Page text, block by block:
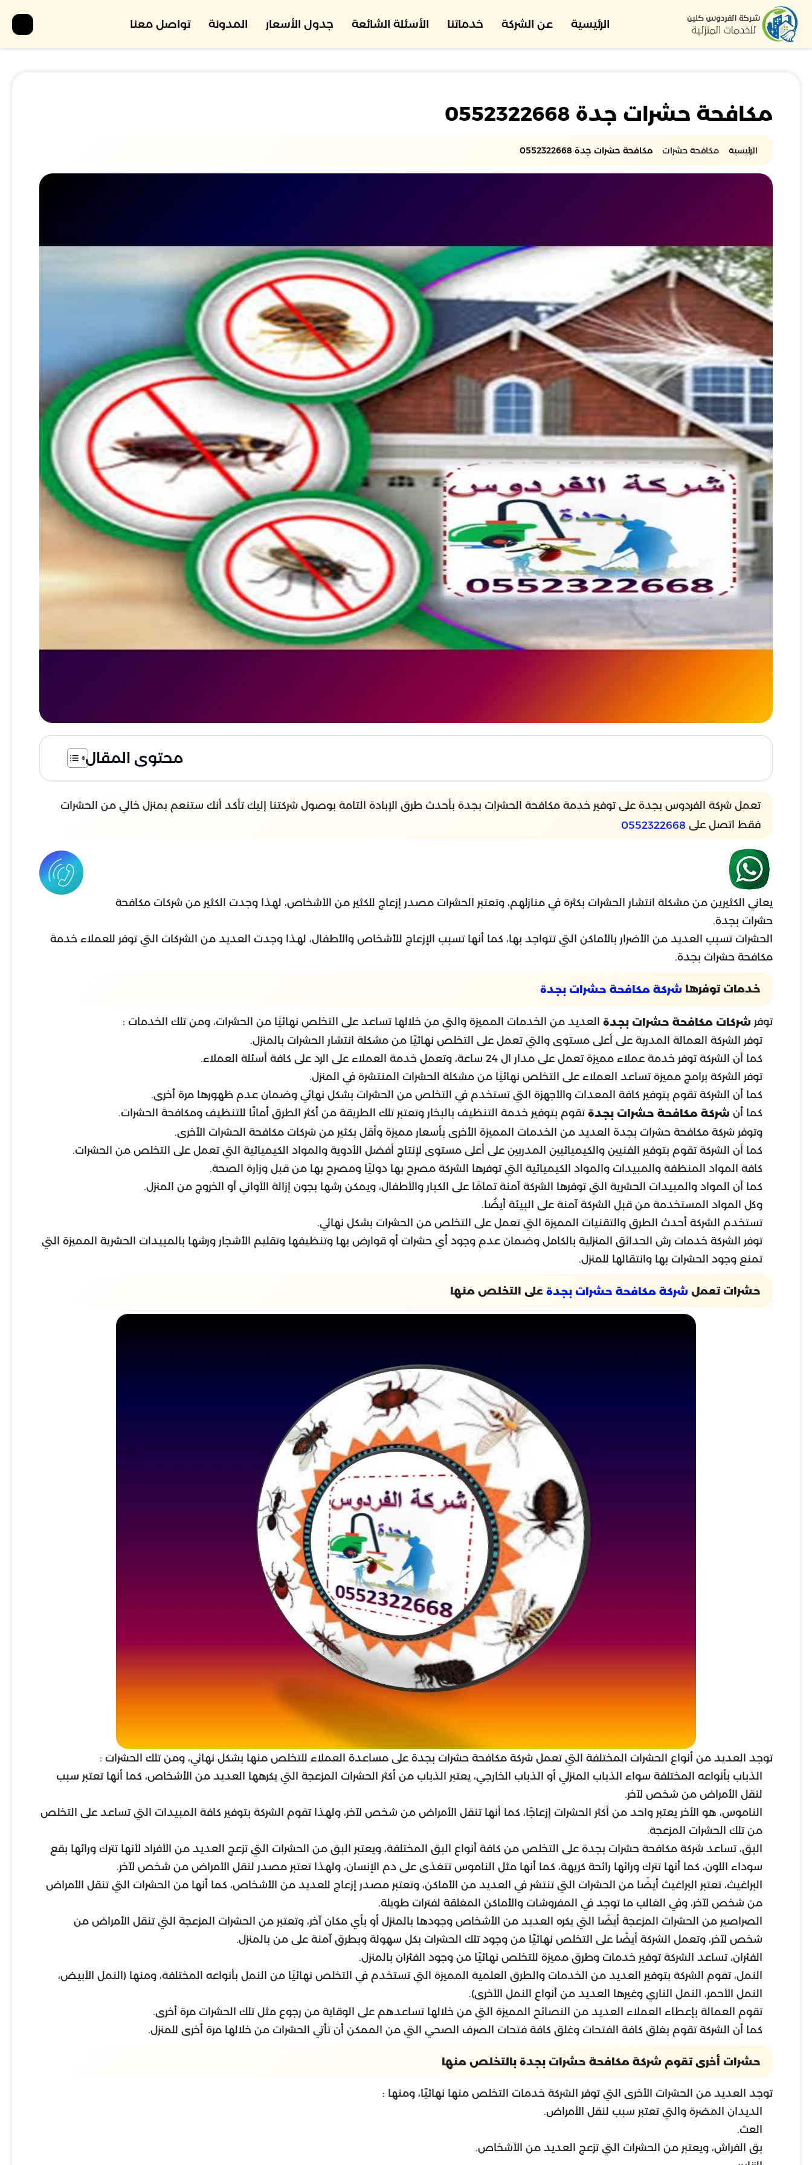
الرئيسية عن الشركة خدماتنا الأسئلة الشائعة جدول الأسعار المدونة تواصل معنا
مكافحة حشرات جدة 0552322668
الرئيسية مكافحة حشرات مكافحة حشرات جدة 0552322668
محتوى المقال
تعمل شركة الفردوس بجدة على توفير خدمة مكافحة الحشرات بجدة بأحدث طرق الإبادة التامة بوصول شركتنا إليك تأكد أنك ستنعم بمنزل خالي من الحشرات
فقط اتصل على 0552322668
يعاني الكثيرين من مشكلة انتشار الحشرات بكثرة في منازلهم، وتعتبر الحشرات مصدر إزعاج للكثير من الأشخاص، لهذا وجدت الكثير من شركات مكافحة
حشرات بجدة.
الحشرات تسبب العديد من الأضرار بالأماكن التي تتواجد بها، كما أنها تسبب الإزعاج للأشخاص والأطفال، لهذا وجدت العديد من الشركات التي توفر للعملاء خدمة
مكافحة حشرات بجدة.
خدمات توفرها شركة مكافحة حشرات بجدة
توفر شركات مكافحة حشرات بجدة العديد من الخدمات المميزة والتي من خلالها تساعد على التخلص نهائيًا من الحشرات، ومن تلك الخدمات :
توفر الشركة العمالة المدربة على أعلى مستوى والتي تعمل على التخلص نهائيًا من مشكلة انتشار الحشرات بالمنزل.
كما أن الشركة توفر خدمة عملاء مميزة تعمل على مدار ال 24 ساعة، وتعمل خدمة العملاء على الرد على كافة أسئلة العملاء.
توفر الشركة برامج مميزة تساعد العملاء على التخلص نهائيًا من مشكلة الحشرات المنتشرة في المنزل.
كما أن الشركة تقوم بتوفير كافة المعدات والأجهزة التي تستخدم في التخلص من الحشرات بشكل نهائي وضمان عدم ظهورها مرة أخرى.
كما أن شركة مكافحة حشرات بجدة تقوم بتوفير خدمة التنظيف بالبخار وتعتبر تلك الطريقة من أكثر الطرق أمانًا للتنظيف ومكافحة الحشرات.
وتوفر شركة مكافحة حشرات بجدة العديد من الخدمات المميزة الأخرى بأسعار مميزة وأقل بكثير من شركات مكافحة الحشرات الأخرى.
كما أن الشركة تقوم بتوفير الفنيين والكيميائيين المدربين على أعلى مستوى لإنتاج أفضل الأدوية والمواد الكيميائية التي تعمل على التخلص من الحشرات.
كافة المواد المنظفة والمبيدات والمواد الكيميائية التي توفرها الشركة مصرح بها دوليًا ومصرح بها من قبل وزارة الصحة.
كما أن المواد والمبيدات الحشرية التي توفرها الشركة آمنة تمامًا على الكبار والأطفال، ويمكن رشها بجون إزالة الأواني أو الخروج من المنزل.
وكل المواد المستخدمة من قبل الشركة آمنة على البيئة أيضُا.
تستخدم الشركة أحدث الطرق والتقنيات المميزة التي تعمل على التخلص من الحشرات بشكل نهائي.
توفر الشركة خدمات رش الحدائق المنزلية بالكامل وضمان عدم وجود أي حشرات أو قوارض بها وتنظيفها وتقليم الأشجار ورشها بالمبيدات الحشرية المميزة التي
تمنع وجود الحشرات بها وانتقالها للمنزل.
حشرات تعمل شركة مكافحة حشرات بجدة على التخلص منها
توجد العديد من أنواع الحشرات المختلفة التي تعمل شركة مكافحة حشرات بجدة على مساعدة العملاء للتخلص منها بشكل نهائي، ومن تلك الحشرات :
الذباب بأنواعه المختلفة سواء الذباب المنزلي أو الذباب الخارجي، يعتبر الذباب من أكثر الحشرات المزعجة التي يكرهها العديد من الأشخاص، كما أنها تعتبر سبب
لنقل الأمراض من شخص لآخر.
الناموس، هو الأخر يعتبر واحد من أكثر الحشرات إزعاجًا، كما أنها تنقل الأمراض من شخص لآخر، ولهذا تقوم الشركة بتوفير كافة المبيدات التي تساعد على التخلص
من تلك الحشرات المزعجة.
البق، تساعد شركة مكافحة حشرات بجدة على التخلص من كافة أنواع البق المختلفة، ويعتبر البق من الحشرات التي تزعج العديد من الأفراد لأنها تترك ورائها بقع
سوداء اللون، كما أنها تترك ورائها رائحة كريهة، كما أنها مثل الناموس تتغذى على دم الإنسان، ولهذا تعتبر مصدر لنقل الأمراض من شخص لآخر.
البراغيث، تعتبر البراغيث أيضًا من الحشرات التي تنتشر في العديد من الأماكن، وتعتبر مصدر إزعاج للعديد من الأشخاص، كما أنها من الحشرات التي تنقل الأمراض
من شخص لآخر، وفي الغالب ما توجد في المفروشات والأماكن المغلقة لفترات طويلة.
الصراصير من الحشرات المزعجة أيضًا التي يكره العديد من الأشخاص وجودها بالمنزل أو بأي مكان آخر، وتعتبر من الحشرات المزعجة التي تنقل الأمراض من
شخص لآخر، وتعمل الشركة أيضًا على التخلص نهائيًا من وجود تلك الحشرات بكل سهولة وبطرق آمنة على من بالمنزل.
الفئران، تساعد الشركة توفير خدمات وطرق مميزة للتخلص نهائيًا من وجود الفئران بالمنزل.
النمل، تقوم الشركة بتوفير العديد من الخدمات والطرق العلمية المميزة التي تستخدم في التخلص نهائيًا من النمل بأنواعه المختلفة، ومنها (النمل الأبيض،
النمل الأحمر، النمل الناري وغيرها العديد من أنواع النمل الأخرى).
تقوم العمالة بإعطاء العملاء العديد من النصائح المميزة التي من خلالها تساعدهم على الوقاية من رجوع مثل تلك الحشرات مرة أخرى.
كما أن الشركة تقوم بغلق كافة الفتحات وغلق كافة فتحات الصرف الصحي التي من الممكن أن تأتي الحشرات من خلالها مرة أخرى للمنزل.
حشرات أخرى تقوم شركة مكافحة حشرات بجدة بالتخلص منها
توجد العديد من الحشرات الأخرى التي توفر الشركة خدمات التخلص منها نهائيًا، ومنها :
الديدان المضرة والتي تعتبر سبب لنقل الأمراض.
العث.
بق الفراش، ويعتبر من الحشرات التي تزعج العديد من الأشخاص.